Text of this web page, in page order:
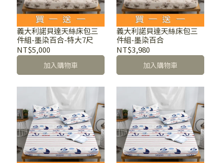
義大利諾貝達天絲床包三
件組-墨染百合-特大7尺
NT$5,000
加入購物車
義大利諾貝達天絲床包三
件組-墨染百合
NT$3,980
加入購物車